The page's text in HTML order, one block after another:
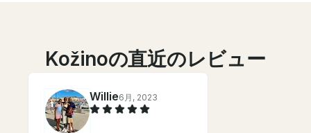
Kožinoの直近のレビュー
Willie6月, 2023